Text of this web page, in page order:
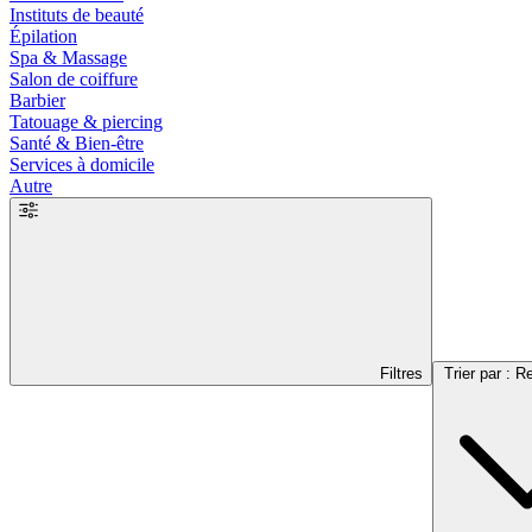
Instituts de beauté
Épilation
Spa & Massage
Salon de coiffure
Barbier
Tatouage & piercing
Santé & Bien-être
Services à domicile
Autre
Filtres